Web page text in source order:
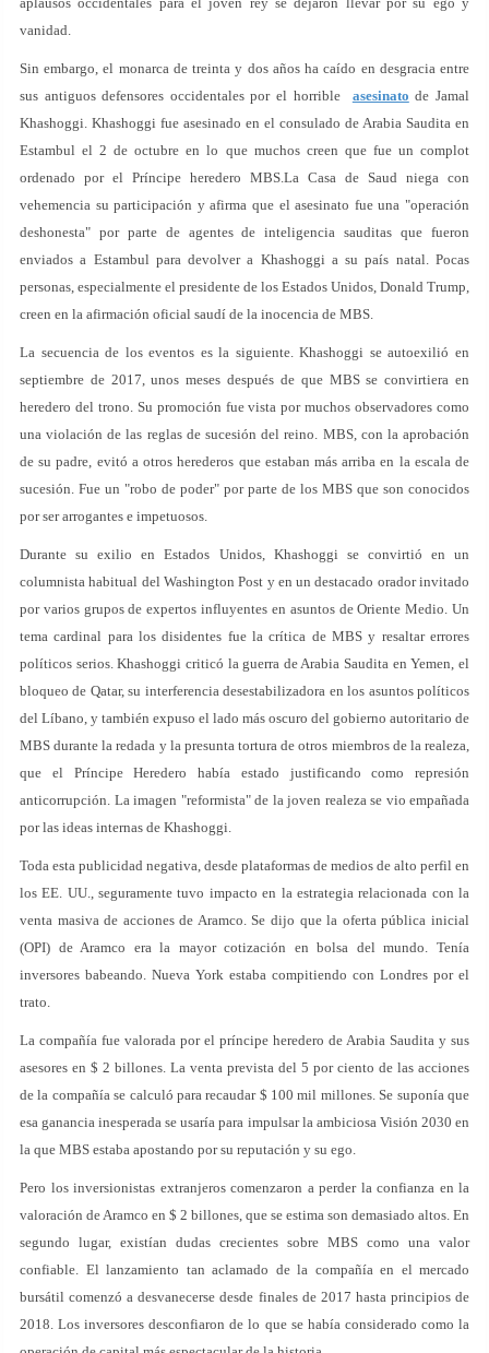
vanidad.
Sin embargo, el monarca de treinta y dos años ha caído en desgracia entre
sus antiguos defensores occidentales por el horrible asesinato de Jamal
Khashoggi. Khashoggi fue asesinado en el consulado de Arabia Saudita en
Estambul el 2 de octubre en lo que muchos creen que fue un complot
ordenado por el Príncipe heredero MBS.La Casa de Saud niega con
vehemencia su participación y afirma que el asesinato fue una "operación
deshonesta" por parte de agentes de inteligencia sauditas que fueron
enviados a Estambul para devolver a Khashoggi a su país natal. Pocas
personas, especialmente el presidente de los Estados Unidos, Donald Trump,
creen en la afirmación oficial saudí de la inocencia de MBS.
La secuencia de los eventos es la siguiente. Khashoggi se autoexilió en
septiembre de 2017, unos meses después de que MBS se convirtiera en
heredero del trono. Su promoción fue vista por muchos observadores como
una violación de las reglas de sucesión del reino. MBS, con la aprobación
de su padre, evitó a otros herederos que estaban más arriba en la escala de
sucesión. Fue un "robo de poder" por parte de los MBS que son conocidos
por ser arrogantes e impetuosos.
Durante su exilio en Estados Unidos, Khashoggi se convirtió en un
columnista habitual del Washington Post y en un destacado orador invitado
por varios grupos de expertos influyentes en asuntos de Oriente Medio. Un
tema cardinal para los disidentes fue la crítica de MBS y resaltar errores
políticos serios. Khashoggi criticó la guerra de Arabia Saudita en Yemen, el
bloqueo de Qatar, su interferencia desestabilizadora en los asuntos políticos
del Líbano, y también expuso el lado más oscuro del gobierno autoritario de
MBS durante la redada y la presunta tortura de otros miembros de la realeza,
que el Príncipe Heredero había estado justificando como represión
anticorrupción. La imagen "reformista" de la joven realeza se vio empañada
por las ideas internas de Khashoggi.
Toda esta publicidad negativa, desde plataformas de medios de alto perfil en
los EE. UU., seguramente tuvo impacto en la estrategia relacionada con la
venta masiva de acciones de Aramco. Se dijo que la oferta pública inicial
(OPI) de Aramco era la mayor cotización en bolsa del mundo. Tenía
inversores babeando. Nueva York estaba compitiendo con Londres por el
trato.
La compañía fue valorada por el príncipe heredero de Arabia Saudita y sus
asesores en $ 2 billones. La venta prevista del 5 por ciento de las acciones
de la compañía se calculó para recaudar $ 100 mil millones. Se suponía que
esa ganancia inesperada se usaría para impulsar la ambiciosa Visión 2030 en
la que MBS estaba apostando por su reputación y su ego.
Pero los inversionistas extranjeros comenzaron a perder la confianza en la
valoración de Aramco en $ 2 billones, que se estima son demasiado altos. En
segundo lugar, existían dudas crecientes sobre MBS como una valor
confiable. El lanzamiento tan aclamado de la compañía en el mercado
bursátil comenzó a desvanecerse desde finales de 2017 hasta principios de
2018. Los inversores desconfiaron de lo que se había considerado como la